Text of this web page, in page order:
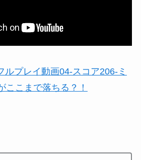
ルプレイ動画04-スコア206-ミ
ここまで落ちる？！